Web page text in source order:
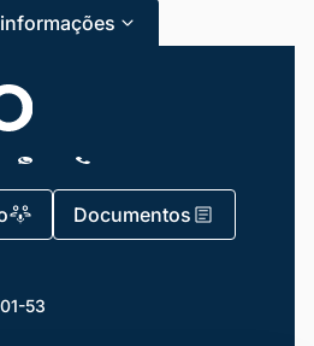
Documentos
53